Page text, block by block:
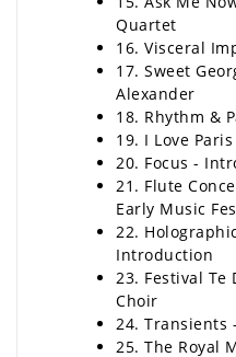
Quartet
16. Visceral
17. Sweet
Alexander
18. Rhythm &
19. I Love
20. Focus -
21. Flute
Early Music
22.
Introduction
23. Festival Te
Choir
24. Transients
25. The Royal